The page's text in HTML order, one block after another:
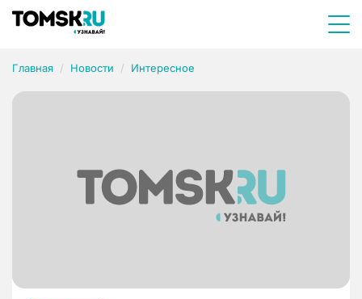
Главная Новости Интересное